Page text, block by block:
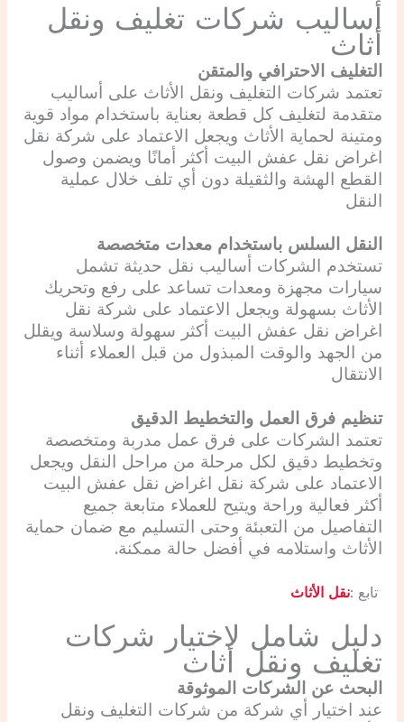
أساليب شركات تغليف ونقل
أثاث
التغليف الاحترافي والمتقن
تعتمد شركات التغليف ونقل الأثاث على أساليب
متقدمة لتغليف كل قطعة بعناية باستخدام مواد قوية
ومتينة لحماية الأثاث ويجعل الاعتماد على شركة نقل
اغراض نقل عفش البيت أكثر أمانًا ويضمن وصول
القطع الهشة والثقيلة دون أي تلف خلال عملية
النقل
النقل السلس باستخدام معدات متخصصة
تستخدم الشركات أساليب نقل حديثة تشمل
سيارات مجهزة ومعدات تساعد على رفع وتحريك
الأثاث بسهولة ويجعل الاعتماد على شركة نقل
اغراض نقل عفش البيت أكثر سهولة وسلاسة ويقلل
من الجهد والوقت المبذول من قبل العملاء أثناء
الانتقال
تنظيم فرق العمل والتخطيط الدقيق
تعتمد الشركات على فرق عمل مدربة ومتخصصة
وتخطيط دقيق لكل مرحلة من مراحل النقل ويجعل
الاعتماد على شركة نقل اغراض نقل عفش البيت
أكثر فعالية وراحة ويتيح للعملاء متابعة جميع
التفاصيل من التعبئة وحتى التسليم مع ضمان حماية
الأثاث واستلامه في أفضل حالة ممكنة.
تابع :نقل الأثاث
دليل شامل لاختيار شركات
تغليف ونقل أثاث
البحث عن الشركات الموثوقة
عند اختيار أي شركة من شركات التغليف ونقل